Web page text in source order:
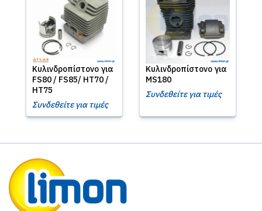
Κυλινδροπίστονο για
FS80 / FS85/ HT70 /
HT75
Συνδεθείτε για τιμές
Κυλινδροπίστονο για
MS180
Συνδεθείτε για τιμές